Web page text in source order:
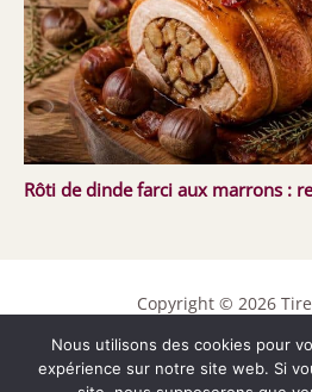
Rôti de dinde farci aux marrons :
Copyright © 2026
Contact
Mentions
Nous utilisons des cookies pour
expérience sur notre site web. Si